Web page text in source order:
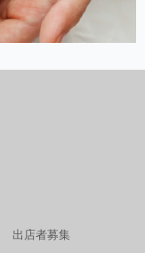
出店者募集